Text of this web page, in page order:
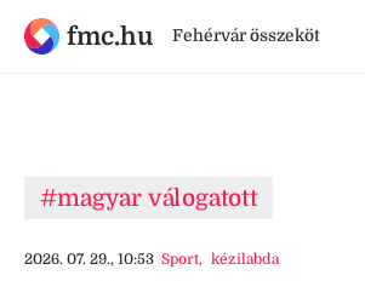
fmc.hu Fehérvár összeköt
#magyar válogatott
2026. 07. 29., 10:53 Sport, kézilabda